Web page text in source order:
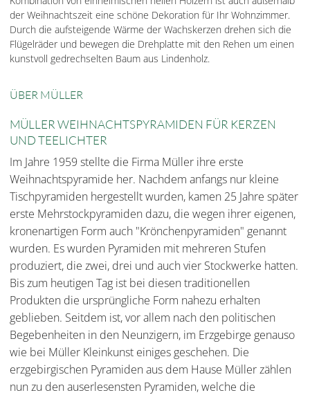
der Weihnachtszeit eine schöne Dekoration für Ihr Wohnzimmer.
Durch die aufsteigende Wärme der Wachskerzen drehen sich die
Flügelräder und bewegen die Drehplatte mit den Rehen um einen
kunstvoll gedrechselten Baum aus Lindenholz.
ÜBER MÜLLER
MÜLLER WEIHNACHTSPYRAMIDEN FÜR KERZEN
UND TEELICHTER
Im Jahre 1959 stellte die Firma Müller ihre erste
Weihnachtspyramide her. Nachdem anfangs nur kleine
Tischpyramiden hergestellt wurden, kamen 25 Jahre später
erste Mehrstockpyramiden dazu, die wegen ihrer eigenen,
kronenartigen Form auch "Krönchenpyramiden" genannt
wurden. Es wurden Pyramiden mit mehreren Stufen
produziert, die zwei, drei und auch vier Stockwerke hatten.
Bis zum heutigen Tag ist bei diesen traditionellen
Produkten die ursprüngliche Form nahezu erhalten
geblieben. Seitdem ist, vor allem nach den politischen
Begebenheiten in den Neunzigern, im Erzgebirge genauso
wie bei Müller Kleinkunst einiges geschehen. Die
erzgebirgischen Pyramiden aus dem Hause Müller zählen
nun zu den auserlesensten Pyramiden, welche die